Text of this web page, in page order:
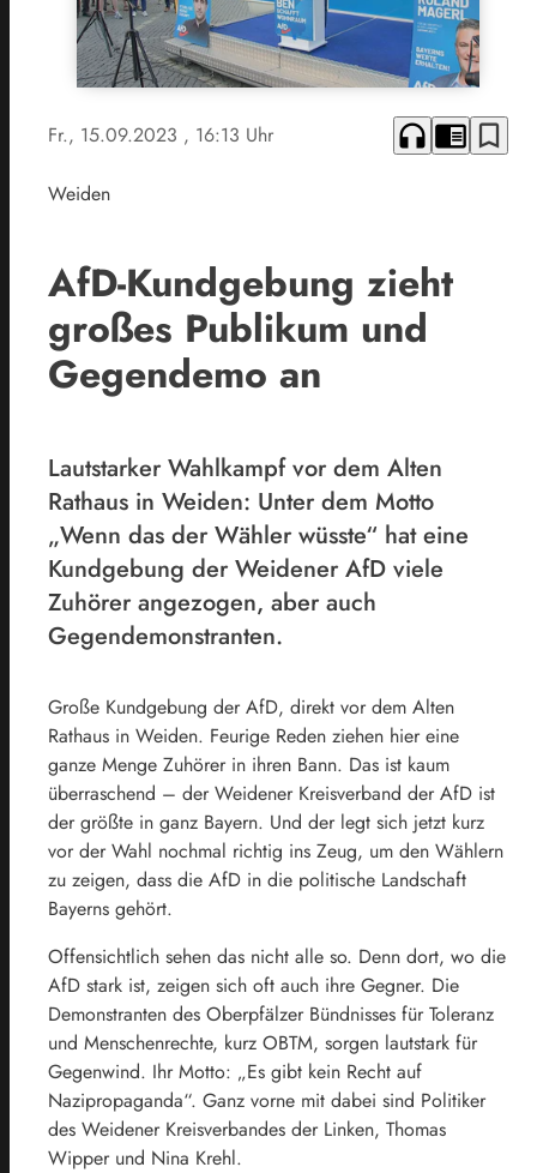
Fr., 15.09.2023 , 16:13 Uhr headphones chrome_reader_mode bookmark_border
Weiden
AfD-Kundgebung zieht
großes Publikum und
Gegendemo an
Lautstarker Wahlkampf vor dem Alten
Rathaus in Weiden: Unter dem Motto
„Wenn das der Wähler wüsste“ hat eine
Kundgebung der Weidener AfD viele
Zuhörer angezogen, aber auch
Gegendemonstranten.
Große Kundgebung der AfD, direkt vor dem Alten
Rathaus in Weiden. Feurige Reden ziehen hier eine
ganze Menge Zuhörer in ihren Bann. Das ist kaum
überraschend – der Weidener Kreisverband der AfD ist
der größte in ganz Bayern. Und der legt sich jetzt kurz
vor der Wahl nochmal richtig ins Zeug, um den Wählern
zu zeigen, dass die AfD in die politische Landschaft
Bayerns gehört.
Offensichtlich sehen das nicht alle so. Denn dort, wo die
AfD stark ist, zeigen sich oft auch ihre Gegner. Die
Demonstranten des Oberpfälzer Bündnisses für Toleranz
und Menschenrechte, kurz OBTM, sorgen lautstark für
Gegenwind. Ihr Motto: „Es gibt kein Recht auf
Nazipropaganda“. Ganz vorne mit dabei sind Politiker
des Weidener Kreisverbandes der Linken, Thomas
Wipper und Nina Krehl.